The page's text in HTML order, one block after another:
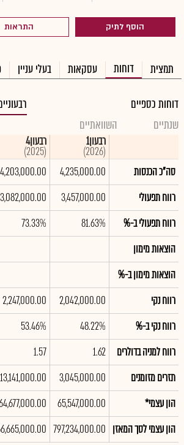
הוסף לתיק התראות
תמצית דוחות עסקאות בעלי עניין
דוחות כספיים
שנתיים
השוואתיים
רבעון1
(2026)
רבעון4
(2025)
סה"כ הכנסות
4,235,000.00
4,203,000.00
רווח תפעולי
3,457,000.00
3,082,000.00
רווח תפעולי ב-%
81.63%
73.33%
הוצאות מימון
הוצאות מימון ב-%
רווח נקי
2,042,000.00
2,247,000.00
רווח נקי ב-%
48.22%
53.46%
רווח למניה בדולרים
1.62
1.57
תזרים מזומנים
3,045,000.00
13,141,000.00
הון עצמי*
65,547,000.00
הון עצמי לסך המאזן 797,234,000.00